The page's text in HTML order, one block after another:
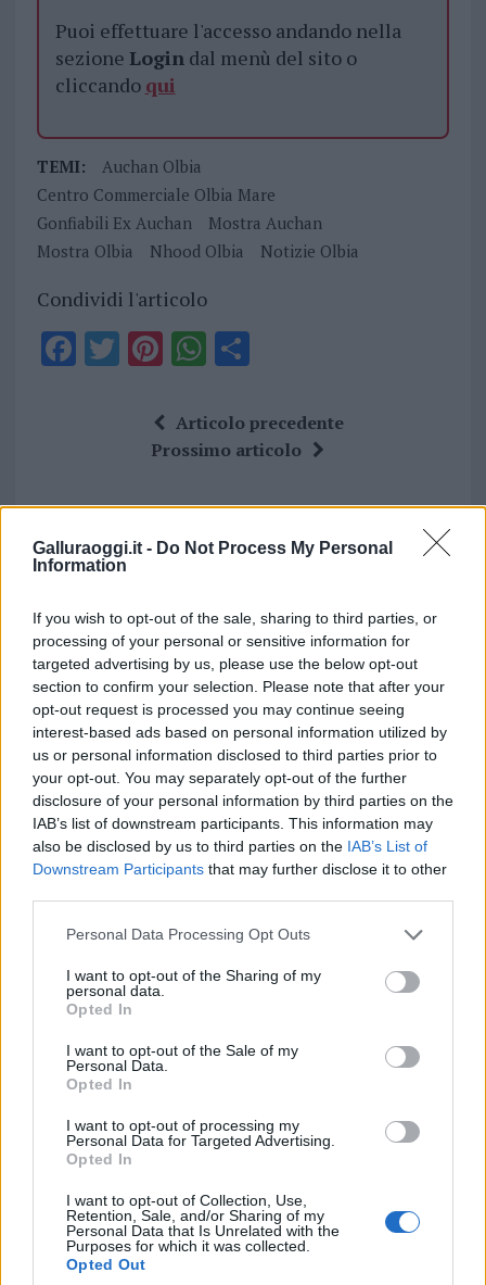
Galluraoggi.it - Do Not Process My Personal
Information
If you wish to opt-out of the sale, sharing to third parties, or
processing of your personal or sensitive information for
targeted advertising by us, please use the below opt-out
section to confirm your selection. Please note that after your
opt-out request is processed you may continue seeing
interest-based ads based on personal information utilized by
us or personal information disclosed to third parties prior to
your opt-out. You may separately opt-out of the further
disclosure of your personal information by third parties on the
IAB’s list of downstream participants. This information may
also be disclosed by us to third parties on the IAB’s List of
Downstream Participants that may further disclose it to other
Please note that this website/app uses one or more Google
not limited to your visit or usage behaviour. You may click to
grant or deny consent to Google and its third-party tags to
use your data for below specified purposes in below Google
consent section.
Personal Data Processing Opt Outs
I want to opt-out of the Sharing of my
personal data.
Opted In
I want to opt-out of the Sale of my
Personal Data.
Opted In
I want to opt-out of processing my
Personal Data for Targeted Advertising.
Opted In
I want to opt-out of Collection, Use,
Retention, Sale, and/or Sharing of my
Personal Data that Is Unrelated with the
Purposes for which it was collected.
Opted Out
Puoi effettuare l'accesso andando nella
sezione Logindal menù del sito o
cliccando qui
TEMI:
Auchan Olbia
Centro Commerciale Olbia Mare
Gonfiabili Ex Auchan
Mostra Auchan
Mostra Olbia
Nhood Olbia Notizie Olbia
Condividi l'articolo
F
o
k
T Pi
te
re
W
at
s
p
p
S
a
re
Articolo precedente
Prossimo articolo
NOTIZIE RECENTI
provvisorio a La Maddalena
Allarme truffe a Berchidda, falsi incaricati
bussano alle porte
Notre-Dame de Paris conquista Olbia, la prima
al Molo Brin è un successo
Strada Sassari-Olbia, incidente all’alba: ferito il
conducente
Eventi in Gallura, da Jovanotti alla zuppa
gallurese: gli appuntamenti da non perdere
Lettini e arredi abusivi sulla spiaggia libera,
sequestri a Olbia e Arzachena
È morto Francesco Guccini, il maestro che si